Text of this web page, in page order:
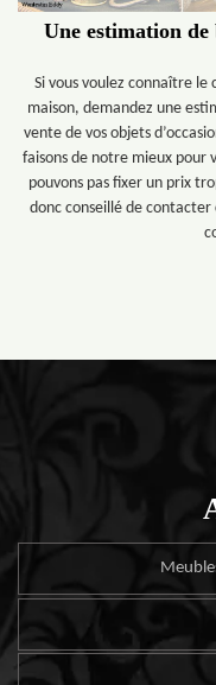
Une estimation
Si vous voulez connaître le
maison, demandez une
vente de vos objets
faisons de notre mieux pour
pouvons pas fixer un prix
donc conseillé de contacter